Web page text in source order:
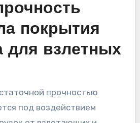
покрытия
для взлетных
прочностью
под воздействием